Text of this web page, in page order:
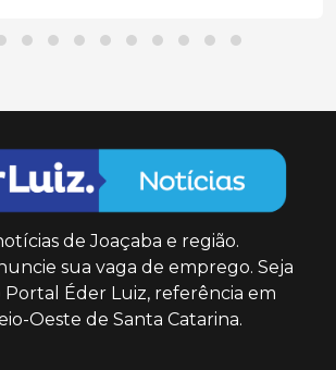
de Joaçaba e região.
sua vaga de emprego. Seja
Portal Éder Luiz, referência em
Oeste de Santa Catarina.